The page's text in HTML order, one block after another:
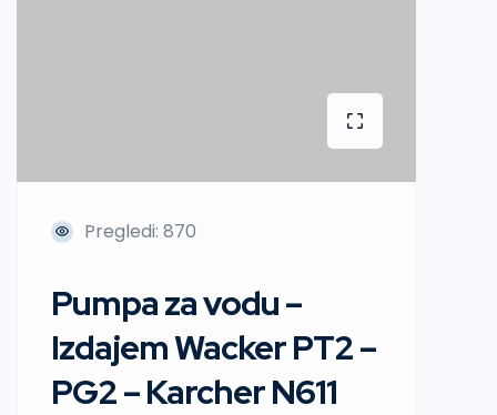
Pregledi: 870
Pumpa za vodu –
Izdajem Wacker PT2 –
PG2 – Karcher N611